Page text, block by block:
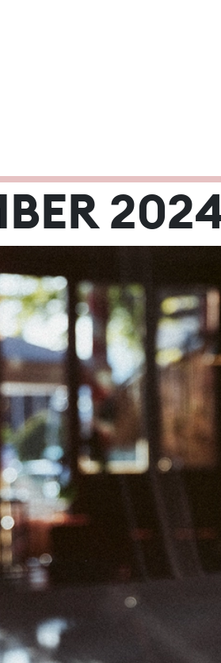
2024
Mi
06 07
13 14
20
27 28